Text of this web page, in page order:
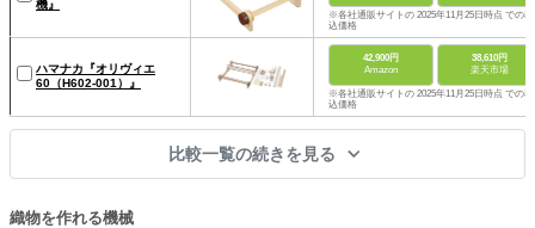
機』
※各社通販サイトの 2025年11月25日時点 での税
込価格
ハマナカ『オリヴィエ
60（H602-001）』
42,900円
Amazon
38,610円
楽天市場
※各社通販サイトの 2025年11月25日時点 での税
込価格
比較一覧の続きを見る
織物を作れる機械